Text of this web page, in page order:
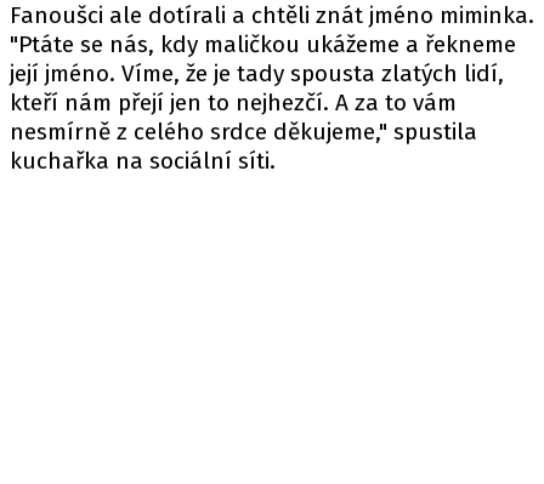
Fanoušci ale dotírali a chtěli znát jméno miminka.
"Ptáte se nás, kdy maličkou ukážeme a řekneme
její jméno. Víme, že je tady spousta zlatých lidí,
kteří nám přejí jen to nejhezčí. A za to vám
nesmírně z celého srdce děkujeme," spustila
kuchařka na sociální síti.